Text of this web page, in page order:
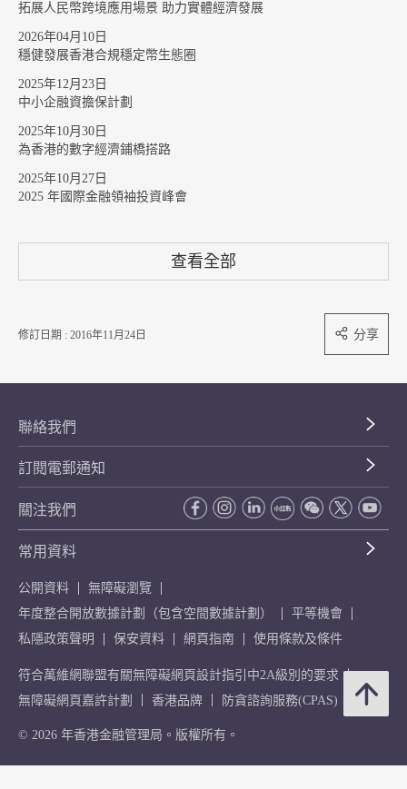
拓展人民幣跨境應用場景 助力實體經濟發展
2026年04月10日
穩健發展香港合規穩定幣生態圈
2025年12月23日
中小企融資擔保計劃
2025年10月30日
為香港的數字經濟鋪橋搭路
2025年10月27日
2025 年國際金融領袖投資峰會
查看全部
修訂日期 : 2016年11月24日 分享
聯絡我們
訂閱電郵通知
關注我們
常用資料
公開資料
無障礙瀏覽
年度整合開放數據計劃（包含空間數據計劃）
平等機會
私隱政策聲明
保安資料 網頁指南 使用條款及條件
符合萬維網聯盟有關無障礙網頁設計指引中2A級別的要求
無障礙網頁嘉許計劃
香港品牌 防貪諮詢服務(CPAS)
© 2026 年香港金融管理局。版權所有。